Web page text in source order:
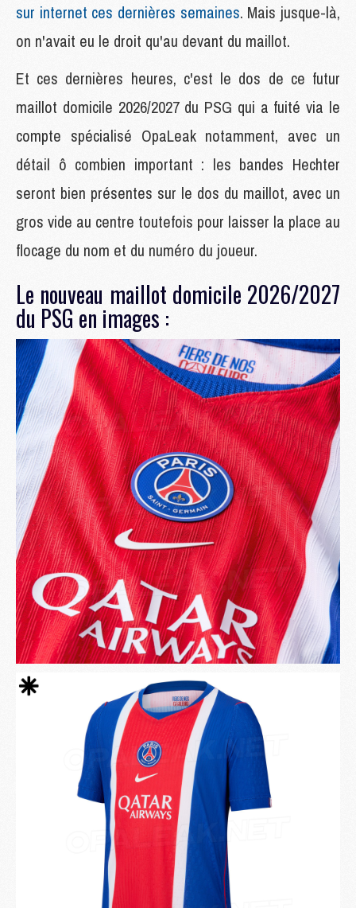
sur internet ces dernières semaines. Mais jusque-là,
on n'avait eu le droit qu'au devant du maillot.
Et ces dernières heures, c'est le dos de ce futur
maillot domicile 2026/2027 du PSG qui a fuité via le
compte spécialisé OpaLeak notamment, avec un
détail ô combien important : les bandes Hechter
seront bien présentes sur le dos du maillot, avec un
gros vide au centre toutefois pour laisser la place au
flocage du nom et du numéro du joueur.
Le nouveau maillot domicile 2026/2027
du PSG en images :